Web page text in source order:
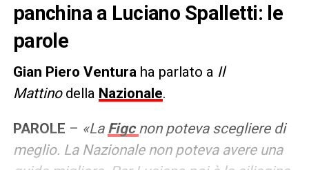
panchina a Luciano Spalletti: le
parole
Gian Piero Venturaha parlato a Il
Mattinodella Nazionale.
PAROLE – «La Figc non poteva scegliere di
meglio. La Nazionale non poteva avere una